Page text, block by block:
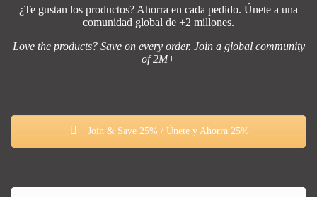
¿Te gustan los productos? Ahorra en cada pedido. Únete a una
comunidad global de +2 millones.
Love the products? Save on every order. Join a global community
of 2M+
Join & Save 25% / Únete y Ahorra 25%